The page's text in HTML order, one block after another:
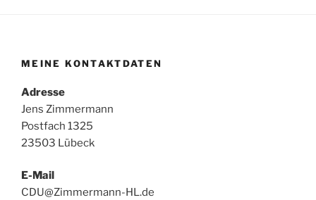
MEINE KONTAKTDATEN
Adresse
Jens Zimmermann
Postfach 1325
23503 Lübeck
E-Mail
CDU@Zimmermann-HL.de